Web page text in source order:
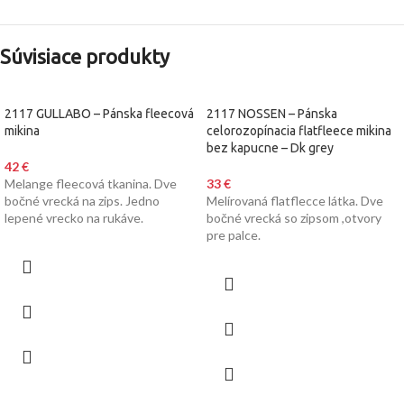
Súvisiace produkty
2117 GULLABO – Pánska fleecová
mikina
42€
Melange fleecová tkanina. Dve
bočné vrecká na zips. Jedno
lepené vrecko na rukáve.
2117 NOSSEN – Pánska
celorozopínacia flatfleece mikina
bez kapucne – Dk grey
33€
Melírovaná flatflecce látka. Dve
bočné vrecká so zipsom ,otvory
pre palce.